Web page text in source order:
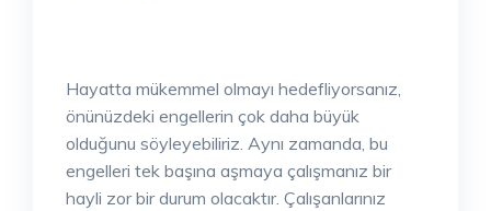
Hayatta mükemmel olmayı hedefliyorsanız,
önünüzdeki engellerin çok daha büyük
olduğunu söyleyebiliriz. Aynı zamanda, bu
engelleri tek başına aşmaya çalışmanız bir
hayli zor bir durum olacaktır. Çalışanlarınız